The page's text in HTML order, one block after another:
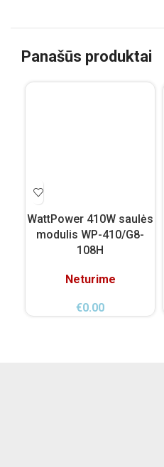
Panašūs produktai
WattPower 410W saulės
modulis WP-410/G8-
108H
Neturime
€0.00